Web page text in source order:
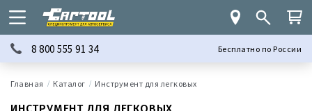
8 800 555 91 34 Бесплатно по России
Каталог Инструмент для легковых